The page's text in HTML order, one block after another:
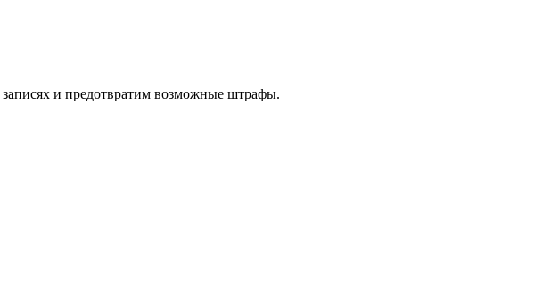
и предотвратим возможные штрафы.